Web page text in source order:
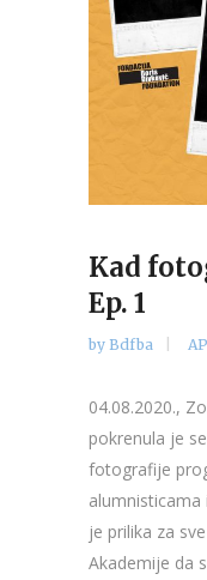
Kad
Ep. 1
by Bdfba
04.08.2020.,
pokrenula je
fotografije
alumnisticama
je prilika za
Akademije da